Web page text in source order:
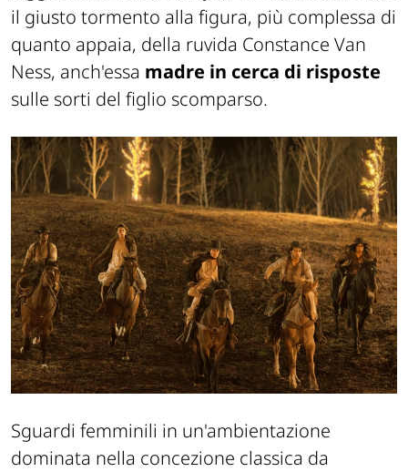
il giusto tormento alla figura, più complessa di
quanto appaia, della ruvida Constance Van
Ness, anch'essa madre in cerca di risposte
sulle sorti del figlio scomparso.
Sguardi femminili in un'ambientazione
dominata nella concezione classica da